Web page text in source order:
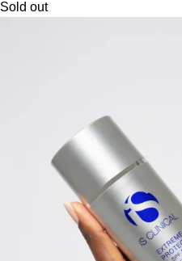
Sold out